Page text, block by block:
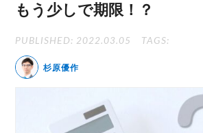
講師ブログ
体験セミナーの詳細・
もう少しで期限！？
PUBLISHED: 2022.03.05 TAGS:
杉原優作